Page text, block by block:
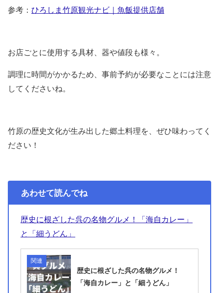
参考： ひろしま竹原観光ナビ｜魚飯提供店舗
お店ごとに使用する具材、器や値段も様々。
調理に時間がかかるため、事前予約が必要なことには注意
してくださいね。
竹原の歴史文化が生み出した郷土料理を、ぜひ味わってく
ださい！
あわせて読んでね
歴史に根ざした呉の名物グルメ！「海自カレー」
と「細うどん」
関連
歴史に根ざした呉の名物グルメ！
「海自カレー」と「細うどん」